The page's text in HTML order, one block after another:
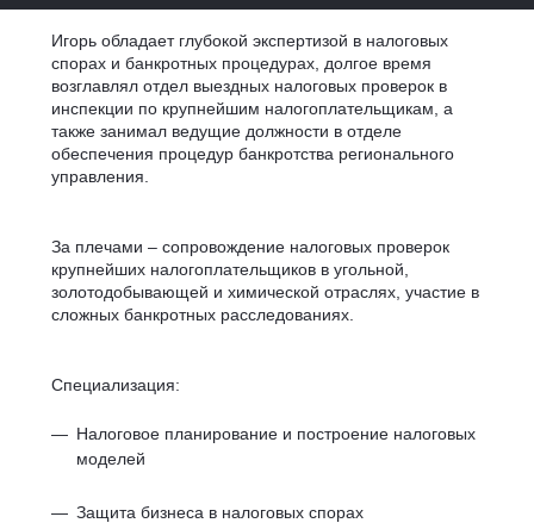
Игорь обладает глубокой экспертизой в налоговых
спорах и банкротных процедурах, долгое время
возглавлял отдел выездных налоговых проверок в
инспекции по крупнейшим налогоплательщикам, а
также занимал ведущие должности в отделе
обеспечения процедур банкротства регионального
управления.
За плечами – сопровождение налоговых проверок
крупнейших налогоплательщиков в угольной,
золотодобывающей и химической отраслях, участие в
сложных банкротных расследованиях.
Специализация:
Налоговое планирование и построение налоговых
моделей
Защита бизнеса в налоговых спорах